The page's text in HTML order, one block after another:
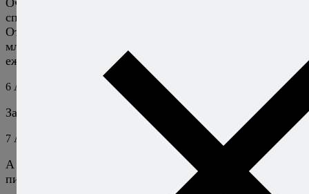
спаржу. У нас на периферии её нет, но тарюсь в Мск.
Отварная, она очень нежная, а вот в таком виде, мой
младшенький теперь потребляет её чуть ли не
ежедневно. Еще раз спасибо!
6 Алексей Онегин 23 февраля 2013
Завидую вашему младшенькому! :)
7 Андрей Ответить
А чего ему завидовать? 17-летнему отроку нужно
питаться, чтобы расти!)))